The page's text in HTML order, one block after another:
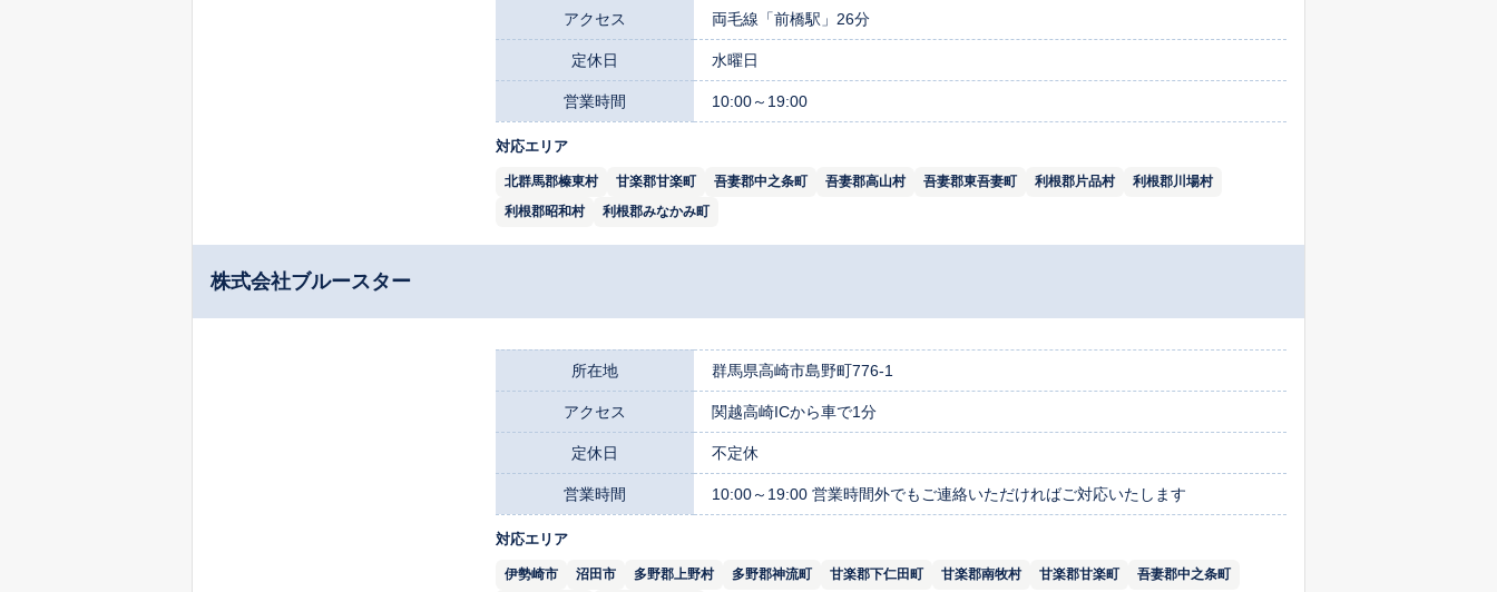
アクセス 両毛線「前橋駅」26分
定休日 水曜日
営業時間 10:00～19:00
対応エリア
北群馬郡榛東村 甘楽郡甘楽町 吾妻郡中之条町 吾妻郡高山村 吾妻郡東吾妻町 利根郡片品村
利根郡川場村
利根郡昭和村
利根郡みなかみ町
株式会社ブルースター
所在地 群馬県高崎市島野町776-1
アクセス 関越高崎ICから車で1分
定休日 不定休
営業時間 10:00～19:00 営業時間外でもご連絡いただければご対応いたします
対応エリア
伊勢崎市 沼田市 多野郡上野村 多野郡神流町 甘楽郡下仁田町 甘楽郡南牧村 甘楽郡甘楽町
吾妻郡中之条町